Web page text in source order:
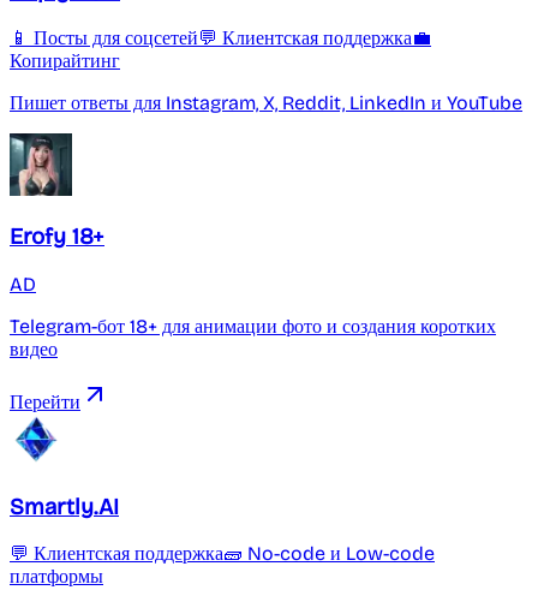
📱 Посты для соцсетей💬 Клиентская поддержка💼
Копирайтинг
Пишет ответы для Instagram, X, Reddit, LinkedIn и YouTube
Erofy 18+
AD
Telegram-бот 18+ для анимации фото и создания коротких
видео
Перейти
Smartly.AI
💬 Клиентская поддержка🧱 No-code и Low-code
платформы